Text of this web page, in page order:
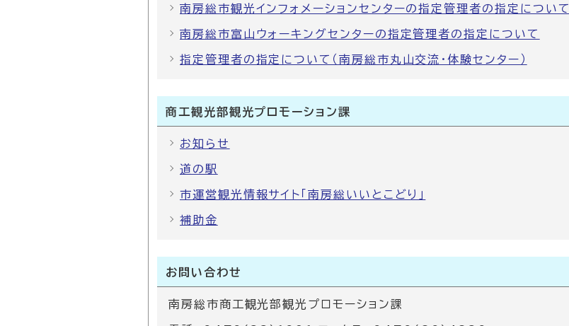
南房総市観光インフォメーションセンターの指定管理者の指定について
南房総市富山ウォーキングセンターの指定管理者の指定について
指定管理者の指定について（南房総市丸山交流・体験センター）
商工観光部観光プロモーション課
お知らせ
道の駅
市運営観光情報サイト｢南房総いいとこどり｣
補助金
お問い合わせ
南房総市商工観光部観光プロモーション課